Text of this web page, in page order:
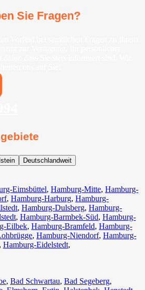
Sie Fragen?
Deutschlandweit
Eimsbüttel, Hamburg-Mitte, Hamburg-
, Hamburg-Harburg, Hamburg-
, Hamburg-Dulsberg, Hamburg-
, Hamburg-Barmbek-Süd, Hamburg-
Eilbek, Hamburg-Bramfeld, Hamburg-
, Hamburg-Niendorf, Hamburg-
, Hamburg-Eidelstedt,
, Bad Schwartau, Bad Segeberg,